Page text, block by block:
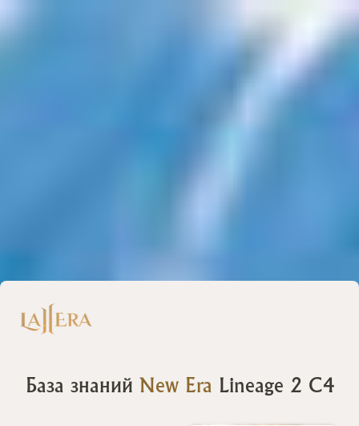
База знаний New Era Lineage 2 C4